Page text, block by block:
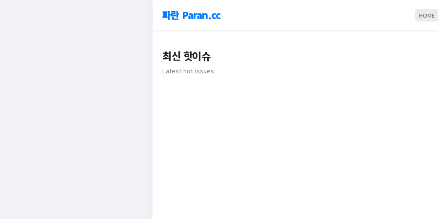
파란 Paran.cc HOME
최신 핫이슈
Latest hot issues